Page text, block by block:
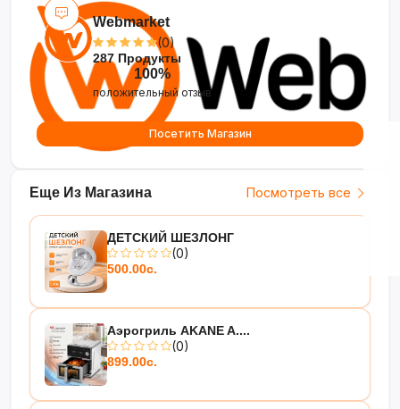
полная готовность к приготовлению
Еще Из Магазина Посмотреть все
ДЕТСКИЙ ШЕЗЛОНГ
(0)
500.00с.
Аэрогриль AKANE A....
(0)
899.00с.
Webmarket
(0)
287 Продукты
100%
положительный отзыв
Посетить Магазин